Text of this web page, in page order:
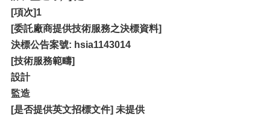
[項次]1
[委託廠商提供技術服務之決標資料]
決標公告案號: hsia1143014
[技術服務範疇]
設計
監造
[是否提供英文招標文件] 未提供